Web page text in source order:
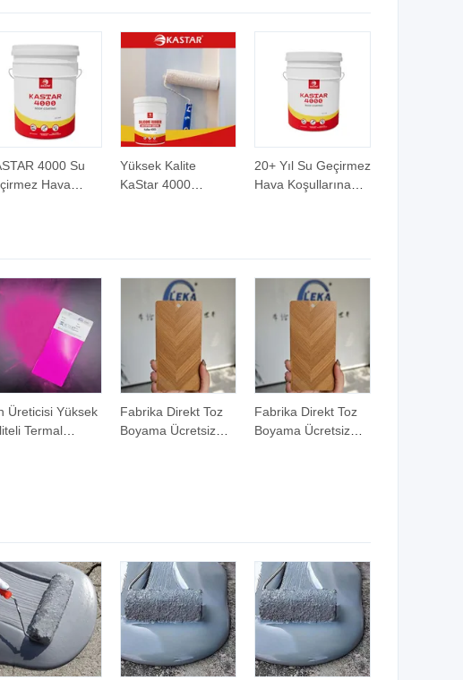
4000 Su
Hava
Yüksek Kalite
KaStar 4000
Kaplama
20+ Yıl Su Geçirmez
Hava Koşullarına
Üreticisi Yüksek
Termal
Fabrika Direkt Toz
Boyama Ücretsiz
Fabrika Direkt Toz
Boyama Ücretsiz